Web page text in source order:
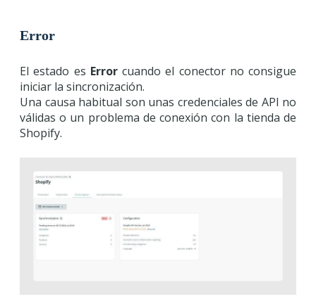
Error
El estado es Errorcuando el conector no consigue
iniciar la sincronización.
Una causa habitual son unas credenciales de API no
válidas o un problema de conexión con la tienda de
Shopify.